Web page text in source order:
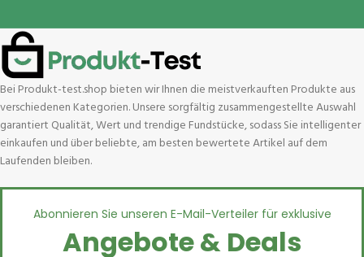
Bei Produkt-test.shop bieten wir Ihnen die meistverkauften Produkte aus
verschiedenen Kategorien. Unsere sorgfältig zusammengestellte Auswahl
garantiert Qualität, Wert und trendige Fundstücke, sodass Sie intelligenter
einkaufen und über beliebte, am besten bewertete Artikel auf dem
Laufenden bleiben.
Abonnieren Sie unseren E-Mail-Verteiler für exklusive
Angebote & Deals